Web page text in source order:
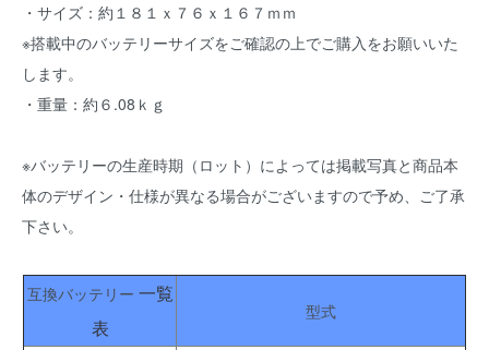
・サイズ：約１８１ｘ７６ｘ１６７ｍｍ
※搭載中のバッテリーサイズをご確認の上でご購入をお願いいた
します。
・重量：約６.08ｋｇ
※バッテリーの生産時期（ロット）によっては掲載写真と商品本
体のデザイン・仕様が異なる場合がございますので予め、ご了承
下さい。
互換バッテリー 一覧
表
型式